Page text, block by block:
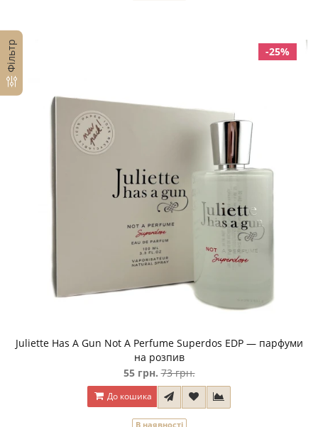
Фільтр -25%
Juliette Has A Gun Not A Perfume Superdos EDP — парфуми
на розпив
55 грн. 73 грн.
До кошика
В наявності